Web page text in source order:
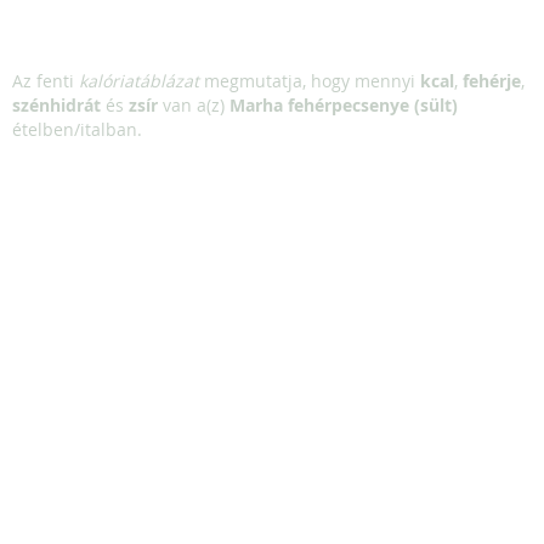
Az fenti kalóriatáblázatmegmutatja, hogy mennyi kcal, fehérje,
szénhidrát és zsír van a(z) Marha fehérpecsenye (sült)
ételben/italban.